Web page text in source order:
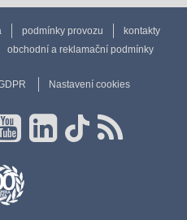
podmínky provozu
kontakty
obchodní a reklamační podmínky
Nastavení cookies